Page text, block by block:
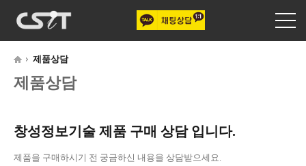
제품상담
제품상담
창성정보기술 제품 구매 상담 입니다.
제품을 구매하시기 전 궁금하신 내용을 상담받으세요.